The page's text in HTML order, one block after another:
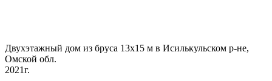
Двухэтажный дом из бруса 13х15 м в Исилькульском р-не,
Омской обл.
2021г.